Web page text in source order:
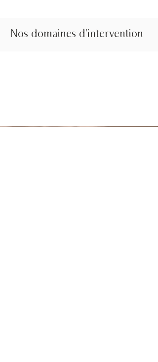
Nos domaines d'intervention